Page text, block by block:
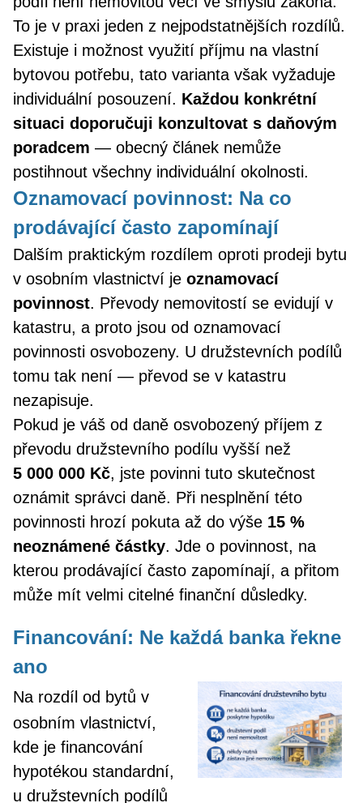
To je v praxi jeden z nejpodstatnějších rozdílů.
Existuje i možnost využití příjmu na vlastní
bytovou potřebu, tato varianta však vyžaduje
individuální posouzení. Každou konkrétní
situaci doporučuji konzultovat s daňovým
poradcem — obecný článek nemůže
postihnout všechny individuální okolnosti.
Oznamovací povinnost: Na co
prodávající často zapomínají
Dalším praktickým rozdílem oproti prodeji bytu
v osobním vlastnictví je oznamovací
povinnost. Převody nemovitostí se evidují v
katastru, a proto jsou od oznamovací
povinnosti osvobozeny. U družstevních podílů
tomu tak není — převod se v katastru
nezapisuje.
Pokud je váš od daně osvobozený příjem z
převodu družstevního podílu vyšší než
5 000 000 Kč, jste povinni tuto skutečnost
oznámit správci daně. Při nesplnění této
povinnosti hrozí pokuta až do výše 15 %
neoznámené částky. Jde o povinnost, na
kterou prodávající často zapomínají, a přitom
může mít velmi citelné finanční důsledky.
Financování: Ne každá banka řekne
ano
Na rozdíl od bytů v
osobním vlastnictví,
kde je financování
hypotékou standardní,
u družstevních podílů